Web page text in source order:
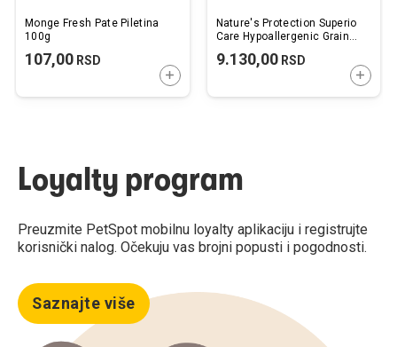
Monge Fresh Pate Piletina
100g
107,00 RSD
DODAJTE U KORPU
Nature's Protection Superio
Care Hypoallergenic Grain
9.130,00RSD
Loyalty program
Preuzmite PetSpot mobilnu loyalty aplikaciju i registrujte
korisnički nalog. Očekuju vas brojni popusti i pogodnosti.
Saznajte više